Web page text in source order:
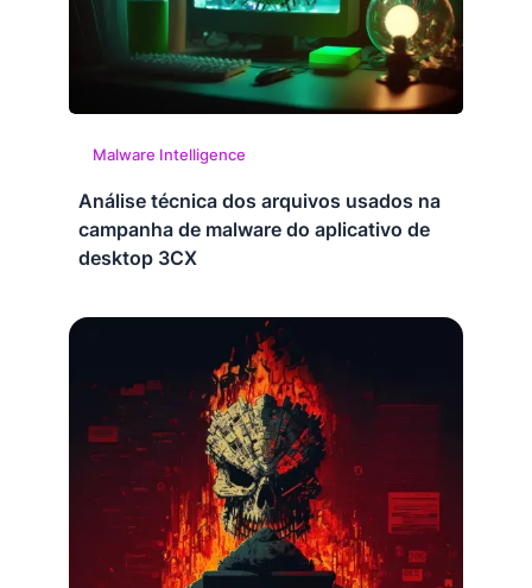
Malware Intelligence
Análise técnica dos arquivos usados na
campanha de malware do aplicativo de
desktop 3CX